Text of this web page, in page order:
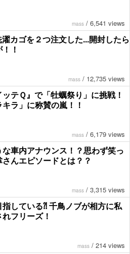
mass / 6,541 views
カゴを２つ注文した...開封したら
！
mass / 12,735 views
テＱ』で「牡蠣祭り」に挑戦！
ラ」に称賛の嵐！！
mass / 6,179 views
車内アナウンス！？思わず笑っ
んエピソードとは？？
mass / 3,315 views
している⁈ 千鳥ノブが相方に私
フリーズ！
mass / 214 views